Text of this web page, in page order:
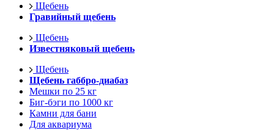
Щебень
Гравийный щебень
Щебень
Известняковый щебень
Щебень
Щебень габбро-диабаз
Мешки по 25 кг
Биг-бэги по 1000 кг
Камни для бани
Для аквариума